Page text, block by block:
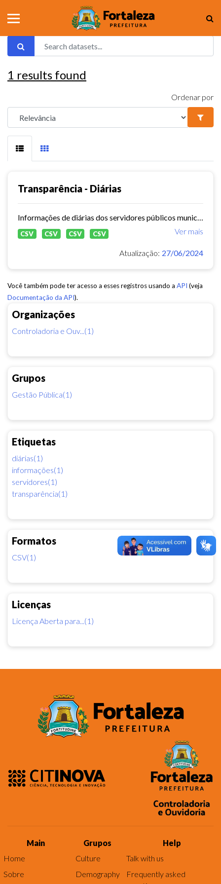
Organizações
Controladoria e Ouv...(1)
Grupos
Gestão Pública(1)
Etiquetas
diárias(1)
informações(1)
servidores(1)
transparência(1)
Formatos
CSV(1)
Licenças
Licença Aberta para...(1)
1 results found
Ordenar por
Transparência - Diárias
Ver mais
CSV CSV CSV CSV
Atualização: 27/06/2024
Você também pode ter acesso a esses registros usando a API (veja
Documentação da API).
Main
Home
Sobre
Grupos
Culture
Demography
Help
Talk with us
Frequently asked